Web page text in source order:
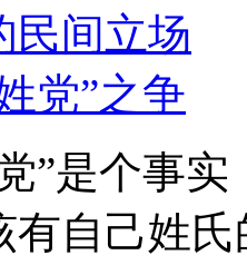
民间立场
党”之争
”是个事
有自己姓